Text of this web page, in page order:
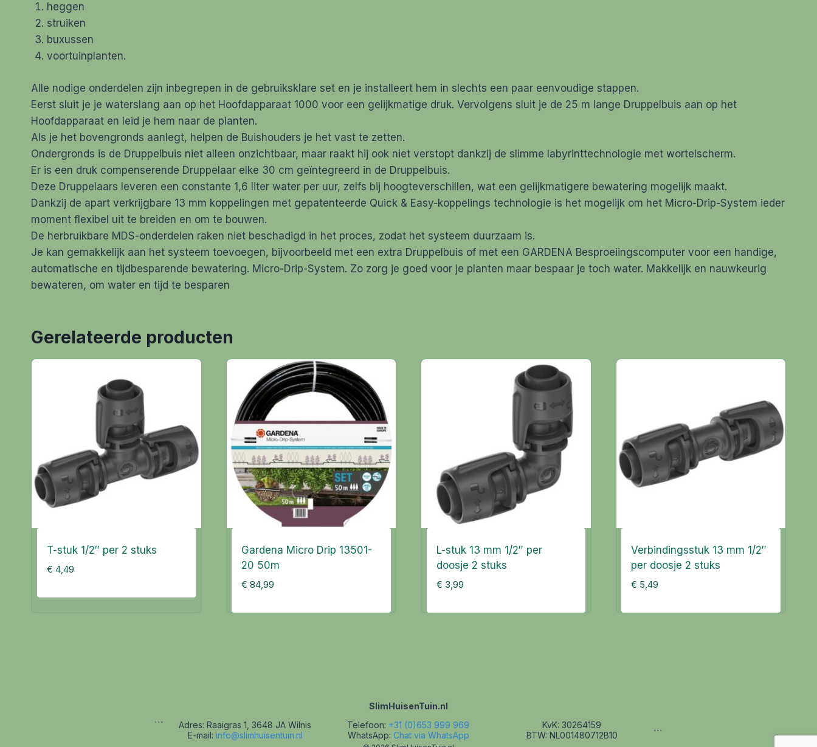
heggen
struiken
buxussen
voortuinplanten.
Alle nodige onderdelen zijn inbegrepen in de gebruiksklare set en je installeert hem in slechts een paar eenvoudige stappen.
Eerst sluit je je waterslang aan op het Hoofdapparaat 1000 voor een gelijkmatige druk. Vervolgens sluit je de 25 m lange Druppelbuis aan op het
Hoofdapparaat en leid je hem naar de planten.
Als je het bovengronds aanlegt, helpen de Buishouders je het vast te zetten.
Ondergronds is de Druppelbuis niet alleen onzichtbaar, maar raakt hij ook niet verstopt dankzij de slimme labyrinttechnologie met wortelscherm.
Er is een druk compenserende Druppelaar elke 30 cm geïntegreerd in de Druppelbuis.
Deze Druppelaars leveren een constante 1,6 liter water per uur, zelfs bij hoogteverschillen, wat een gelijkmatigere bewatering mogelijk maakt.
Dankzij de apart verkrijgbare 13 mm koppelingen met gepatenteerde Quick & Easy-koppelings technologie is het mogelijk om het Micro-Drip-System ieder
moment flexibel uit te breiden en om te bouwen.
De herbruikbare MDS-onderdelen raken niet beschadigd in het proces, zodat het systeem duurzaam is.
Je kan gemakkelijk aan het systeem toevoegen, bijvoorbeeld met een extra Druppelbuis of met een GARDENA Besproeiingscomputer voor een handige,
automatische en tijdbesparende bewatering. Micro-Drip-System. Zo zorg je goed voor je planten maar bespaar je toch water. Makkelijk en nauwkeurig
bewateren, om water en tijd te besparen
Gerelateerde producten
T-stuk 1/2″ per 2 stuks
€ 4,49
Gardena Micro Drip 13501-
20 50m
€ 84,99
L-stuk 13 mm 1/2″ per
doosje 2 stuks
€ 3,99
Verbindingsstuk 13 mm 1/2″
per doosje 2 stuks
€ 5,49
SlimHuisenTuin.nl
```
Adres: Raaigras 1, 3648 JA Wilnis
E-mail: info@slimhuisentuin.nl
Telefoon: +31 (0)653 999 969
WhatsApp: Chat via WhatsApp
KvK: 30264159
BTW: NL001480712B10
```